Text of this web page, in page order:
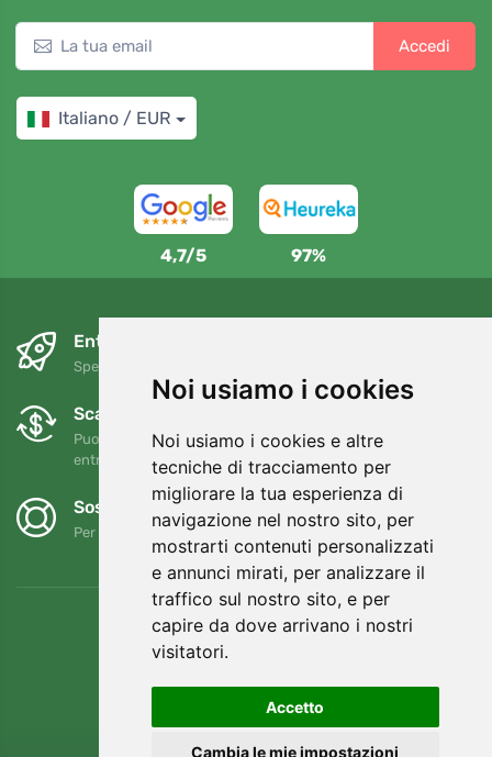
Noi usiamo i cookies
Noi usiamo i cookies e altre
tecniche di tracciamento per
migliorare la tua esperienza di
navigazione nel nostro sito, per
mostrarti contenuti personalizzati
e annunci mirati, per analizzare il
traffico sul nostro sito, e per
capire da dove arrivano i nostri
visitatori.
Accetto
Cambia le mie impostazioni
Accedi
Italiano / EUR
4,7/5 97%
Entro il giorno successivo e gratuitamente
Spedizione gratuita per ordini superiori a 80 EUR
Scambi e resi gratuiti
Puoi restituire o cambiare il tuo ordine in qualsiasi momento
entro 90 giorni
Sosteniamo Trees.org
Per ogni ordine piantiamo un albero! Leggi di piùChi siamo